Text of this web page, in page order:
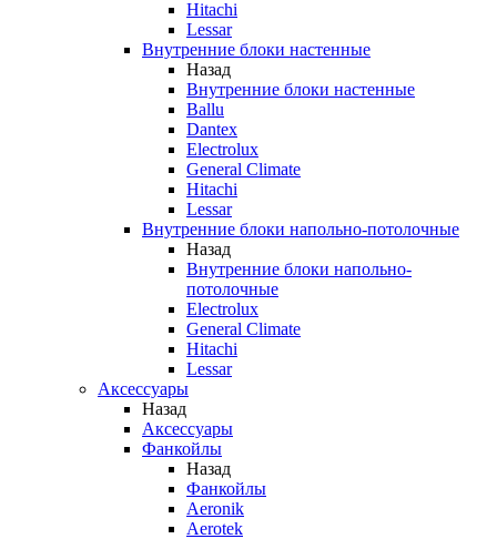
Hitachi
Lessar
Внутренние блоки настенные
Назад
Внутренние блоки настенные
Ballu
Dantex
Electrolux
General Climate
Hitachi
Lessar
Внутренние блоки напольно-потолочные
Назад
Внутренние блоки напольно-
потолочные
Electrolux
General Climate
Hitachi
Lessar
Аксессуары
Назад
Аксессуары
Фанкойлы
Назад
Фанкойлы
Aeronik
Aerotek